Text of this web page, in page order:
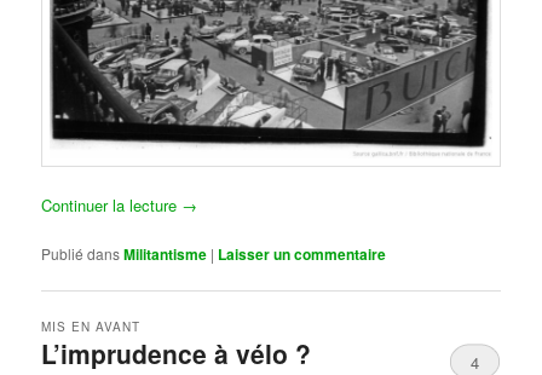
Continuer la lecture →
Publié dansMilitantisme | Laisser un commentaire
L’imprudence à vélo ?
MIS EN AVANT
4